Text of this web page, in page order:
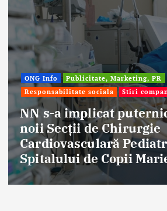
ONG Info
Publicitate, Marketing, PR
Responsabilitate sociala
Stiri
NN s-a implicat
noii Secții de Chirurgie
Cardiovasculară
Spitalului de Copii